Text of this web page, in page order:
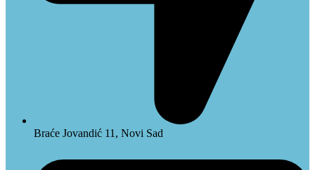
Braće Jovandić 11, Novi Sad